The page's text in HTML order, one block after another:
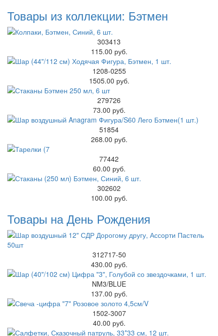
Товары из коллекции: Бэтмен
303413
115.00 руб.
1208-0255
1505.00 руб.
279726
73.00 руб.
51854
268.00 руб.
77442
60.00 руб.
302602
100.00 руб.
Товары на День Рождения
312717-50
430.00 руб.
NM3/BLUE
137.00 руб.
1502-3007
40.00 руб.